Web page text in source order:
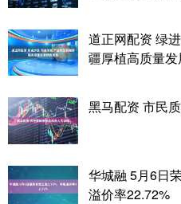
道正网配资 绿
疆厚植高质量
黑马配资 市民
华城融 5月6日
溢价率22.72%